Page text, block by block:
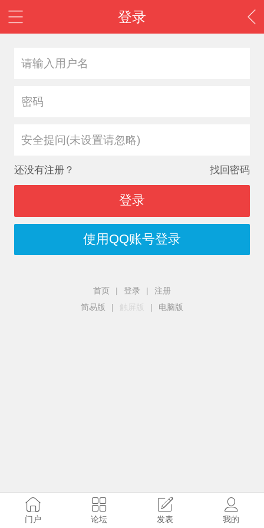
登录
安全提问(未设置请忽略)
还没有注册？ 找回密码
登录
使用QQ账号登录
首页 | 登录 |
注册
简易版
| 触屏版 | 电脑版
门户 论坛 发表 我的